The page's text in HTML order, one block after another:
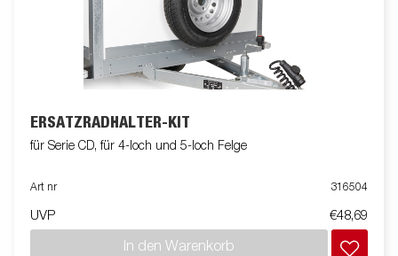
ERSATZRADHALTER-KIT
für Serie CD, für 4-loch und 5-loch Felge
Art nr 316504
UVP €48,69
In den Warenkorb